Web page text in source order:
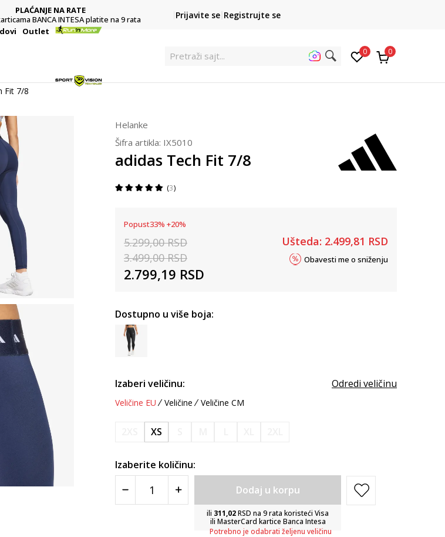
PLAĆANJE NA RATE
BANCA INTESA platite na 9 rata
POZOVITE NAS
011 422 1422
Prijavite se Registrujte se
Outlet
Pretr 0 0
Fit 7/8
Helanke
Šifra artikla: IX5010
adidas Tech Fit 7/8
3
Popust33% +20%
5.299,00 RSD
3.499,00 RSD
2.799,19 RSD
Ušteda: 2.499,81 RSD
Obavesti me o sniženju
Dostupno u više boja:
Izaberi veličinu: Odredi veličinu
Veličine EU Veličine Veličine CM
XS
Izaberite količinu:
Dodaj u korpu
ili 311,02RSD na 9 rata koristeći Visa
ili MasterCard kartice Banca Intesa
Potrebno je odabrati željenu veličinu